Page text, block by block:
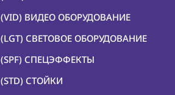
(VID) ВИДЕО ОБОРУДОВАНИЕ
(LGT) СВЕТОВОЕ ОБОРУДОВАНИЕ
(SPF) СПЕЦЭФФЕКТЫ
(STD) СТОЙКИ